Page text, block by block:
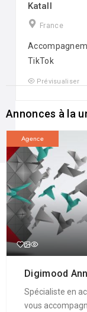
Katall
France
TikTok
Prévisualiser
Annonces à la
Agence
Digimood
Spécialiste en
vous